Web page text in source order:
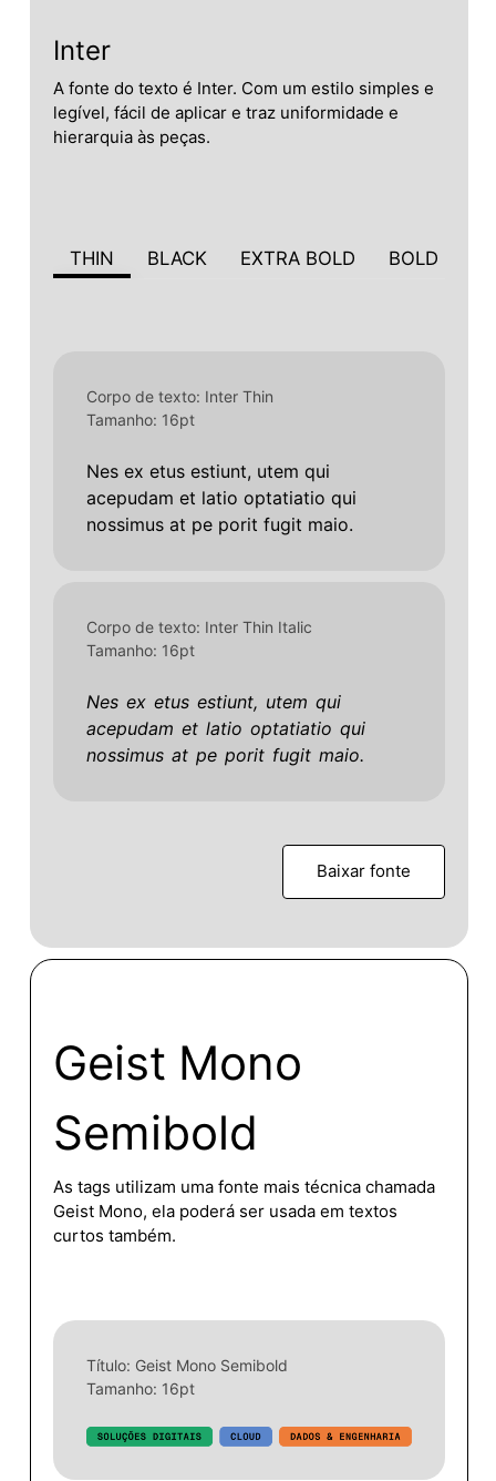
Inter
A fonte do texto é Inter. Com um estilo simples e
legível, fácil de aplicar e traz uniformidade e
hierarquia às peças.
THIN BLACK EXTRA BOLD BOLD
Corpo de texto: Inter Thin
Tamanho: 16pt
Nes ex etus estiunt, utem qui
acepudam et latio optatiatio qui
nossimus at pe porit fugit maio.
Corpo de texto: Inter Thin Italic
Tamanho: 16pt
Nes ex etus estiunt, utem qui
acepudam et latio optatiatio qui
nossimus at pe porit fugit maio.
Baixar fonte
Geist Mono
Semibold
As tags utilizam uma fonte mais técnica chamada
Geist Mono, ela poderá ser usada em textos
curtos também.
Título: Geist Mono Semibold
Tamanho: 16pt